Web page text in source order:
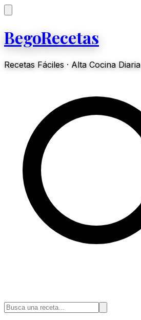
BegoRecetas
Recetas Fáciles · Alta Cocina Diaria